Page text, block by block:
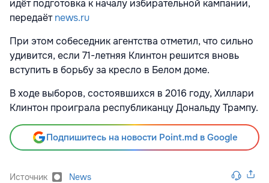
идёт подготовка к началу избирательной кампании,
передаётnews.ru
При этом собеседник агентства отметил, что сильно
удивится, если 71-летняя Клинтон решится вновь
вступить в борьбу за кресло в Белом доме.
В ходе выборов, состоявшихся в 2016 году, Хиллари
Клинтон проиграла республиканцу Дональду Трампу.
Подпишитесь на новости Point.md в Google
Источник News